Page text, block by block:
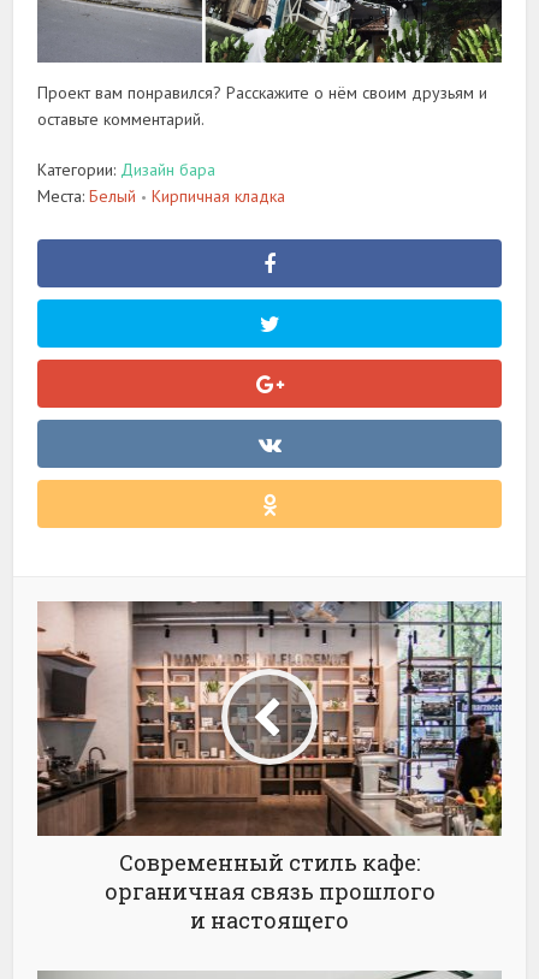
Проект вам понравился? Расскажите о нём своим друзьям и
оставьте комментарий.
Категории: Дизайн бара
Места:Белый • Кирпичная кладка
Современный стиль кафе:
органичная связь прошлого
и настоящего